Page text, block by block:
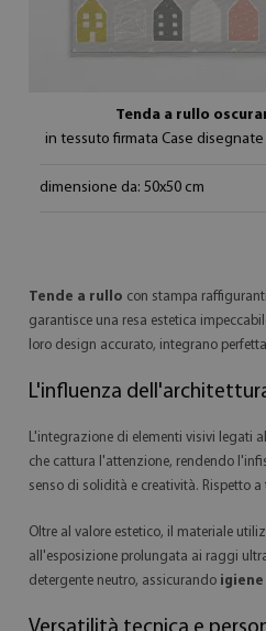
Tenda a rullo
in tessuto firmata Case disegnate
dimensione da: 50x50 cm
Tende a rullo con stampa
garantisce una resa estetica
loro design accurato, integrano
L'influenza
L'integrazione di elementi visivi legati
che cattura l'attenzione, rendendo
senso di solidità e creatività. Rispetto
Oltre al valore estetico, il materiale
all'esposizione prolungata ai raggi
detergente neutro, assicurando